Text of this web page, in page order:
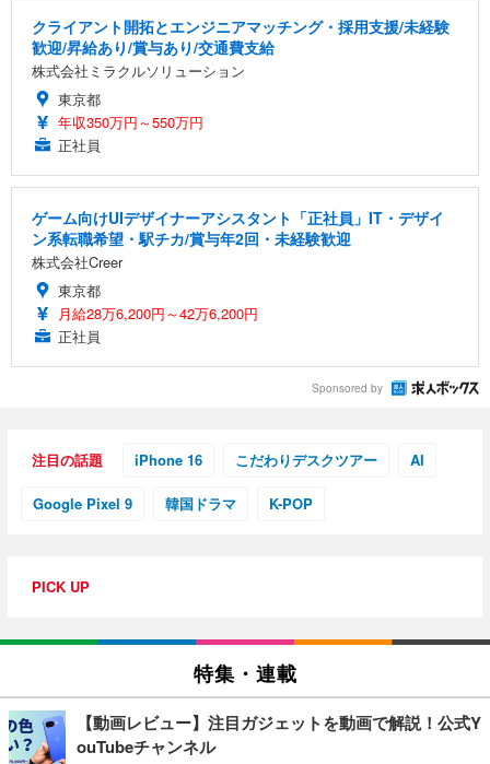
クライアント開拓とエンジニアマッチング・採用支援/未経験
歓迎/昇給あり/賞与あり/交通費支給
株式会社ミラクルソリューション
東京都
年収350万円～550万円
正社員
ゲーム向けUIデザイナーアシスタント「正社員」IT・デザイ
ン系転職希望・駅チカ/賞与年2回・未経験歓迎
株式会社Creer
東京都
月給28万6,200円～42万6,200円
正社員
Sponsored by
注目の話題 iPhone 16 こだわりデスクツアー AI
Google Pixel 9 韓国ドラマ K-POP
PICK UP
特集・連載
【動画レビュー】注目ガジェットを動画で解説！公式Y
ouTubeチャンネル